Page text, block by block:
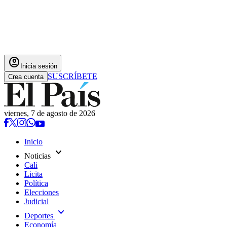
account_circle Inicia sesión
Crea cuenta SUSCRÍBETE
viernes, 7 de agosto de 2026
Inicio
Noticias expand_more
Cali
Licita
Política
Elecciones
Judicial
Deportes expand_more
Economía